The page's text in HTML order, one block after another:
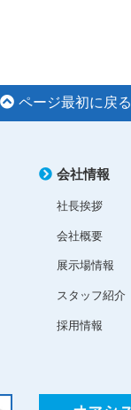
ページ最初に戻る
会社情報
社長挨拶
会社概要
展示場情報
スタッフ紹介
採用情報